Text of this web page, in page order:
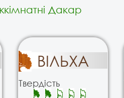
Дакар
ВІЛЬХА
Твердість